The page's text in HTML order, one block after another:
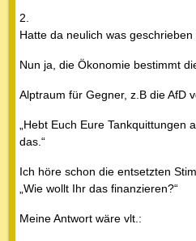
2.
Hatte da neulich was geschrieben
Nun ja, die Ökonomie bestimmt
Alptraum für Gegner, z.B die AfD
„Hebt Euch Eure Tankquittungen
das.“
Ich höre schon die entsetzten
„Wie wollt Ihr das finanzieren?“
Meine Antwort wäre vlt.: